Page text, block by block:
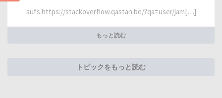
sufs https://stackoverflow.qastan.be/?qa=user/jam[…]
もっと読む
トピックをもっと読む